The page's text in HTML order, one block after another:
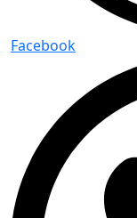
Facebook